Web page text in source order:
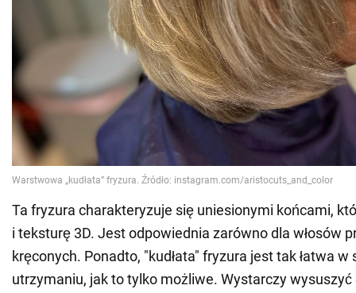
Ta fryzura charakteryzuje się uniesionymi końcami,
i teksturę 3D. Jest odpowiednia zarówno dla włosów
kręconych. Ponadto, "kudłata" fryzura jest tak łatwa w
utrzymaniu, jak to tylko możliwe. Wystarczy wysuszyć